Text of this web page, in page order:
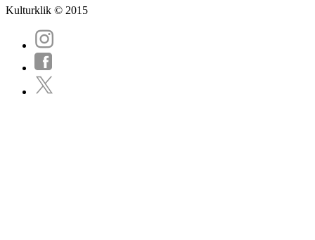
Kulturklik © 2015